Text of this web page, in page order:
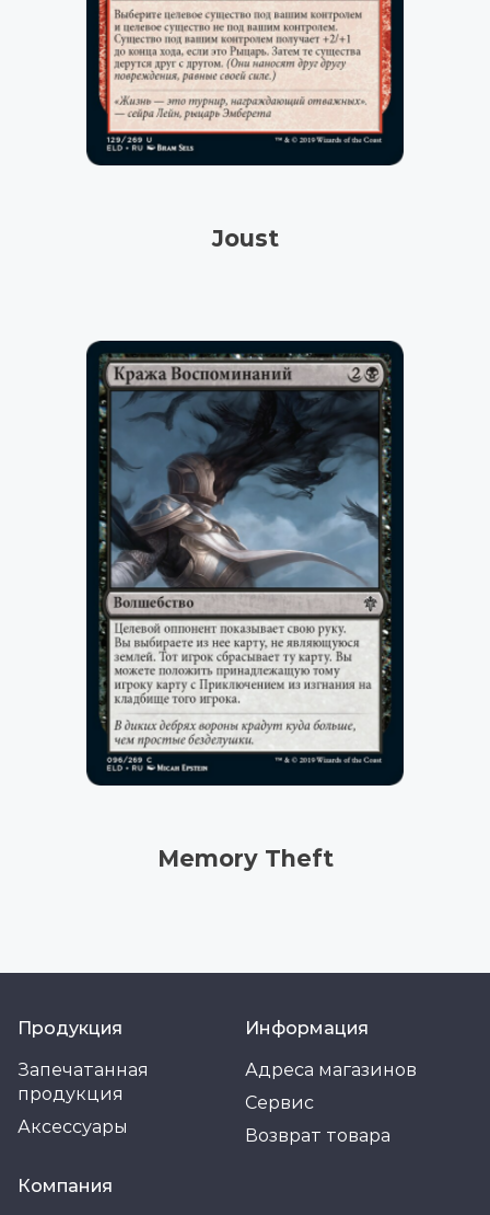
Joust
Memory Theft
Продукция
Запечатанная
продукция
Аксессуары
Информация
Адреса магазинов
Сервис
Возврат товара
Компания